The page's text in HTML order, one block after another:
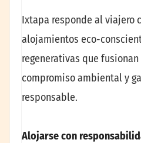
Ixtapa responde al viajero
alojamientos eco-
regenerativas que
compromiso ambiental y
responsable.
Alojarse con